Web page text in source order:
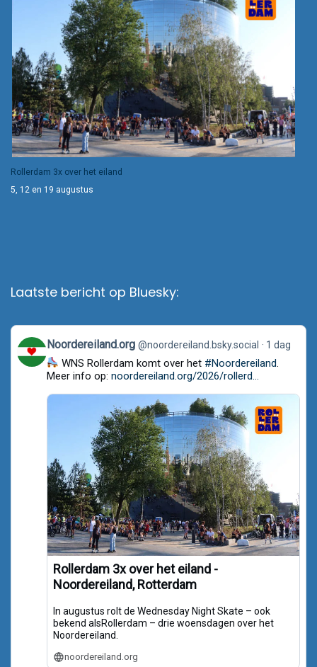
Rollerdam 3x over het eiland
5, 12 en 19 augustus
Laatste bericht op Bluesky:
View
post
by
Noordereiland.org
Noordereiland.org @noordereiland.bsky.social 1 dag
WNS Rollerdam komt over het #Noordereiland
Meer info op: noordereiland.org/2026/rollerd...
Rollerdam 3x over het eiland -
Noordereiland, Rotterdam
In augustus rolt de Wednesday Night Skate – ook
bekend alsRollerdam – drie woensdagen over het
Noordereiland.
noordereiland.org